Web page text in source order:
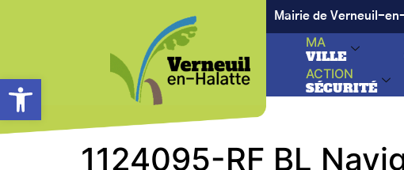
Ouvrir la barre d’outils
Mairie de Verneuil-
MA
VILLE
ACTION
SÉCURITÉ
1124095-RF BL